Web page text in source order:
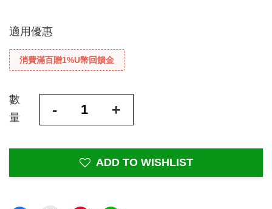
適用優惠
消費滿百贈1%U幣回饋金
數
量
- +
ADD TO WISHLIST